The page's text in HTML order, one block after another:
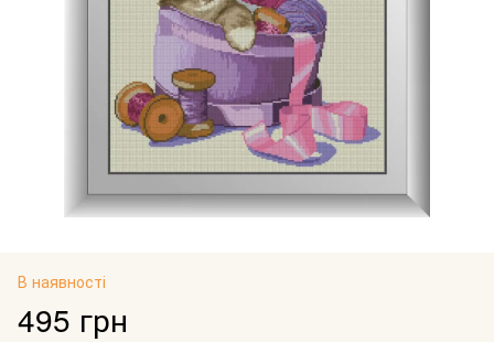
В наявності
495 грн